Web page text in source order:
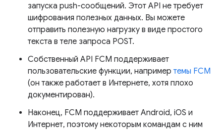
запуска push-сообщений. Этот API не требует
шифрования полезных данных. Вы можете
отправить полезную нагрузку в виде простого
текста в теле запроса POST.
Собственный API FCM поддерживает
пользовательские функции, например темы FCM
(он также работает в Интернете, хотя плохо
документирован).
Наконец, FCM поддерживает Android, iOS и
Интернет, поэтому некоторым командам с ним